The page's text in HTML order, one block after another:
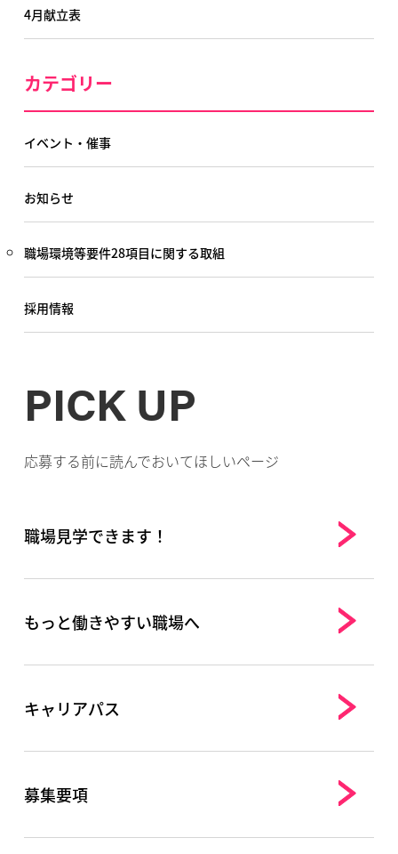
4月献立表
カテゴリー
イベント・催事
お知らせ
職場環境等要件28項目に関する取組
採用情報
PICK UP
応募する前に読んでおいてほしいページ
職場見学できます！
もっと働きやすい職場へ
キャリアパス
募集要項